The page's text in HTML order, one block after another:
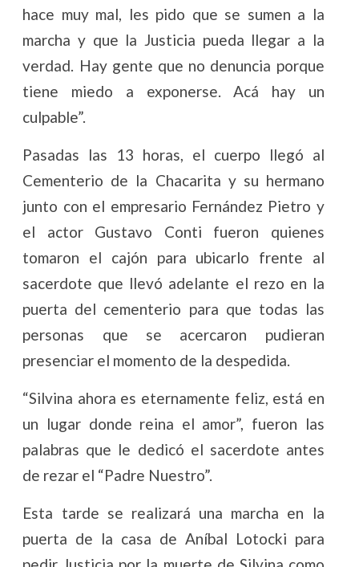
hace muy mal, les pido que se sumen a la
marcha y que la Justicia pueda llegar a la
verdad. Hay gente que no denuncia porque
tiene miedo a exponerse. Acá hay un
culpable”.
Pasadas las 13 horas, el cuerpo llegó al
Cementerio de la Chacarita y su hermano
junto con el empresario Fernández Pietro y
el actor Gustavo Conti fueron quienes
tomaron el cajón para ubicarlo frente al
sacerdote que llevó adelante el rezo en la
puerta del cementerio para que todas las
personas que se acercaron pudieran
presenciar el momento de la despedida.
“Silvina ahora es eternamente feliz, está en
un lugar donde reina el amor”, fueron las
palabras que le dedicó el sacerdote antes
de rezar el “Padre Nuestro”.
Esta tarde se realizará una marcha en la
puerta de la casa de Aníbal Lotocki para